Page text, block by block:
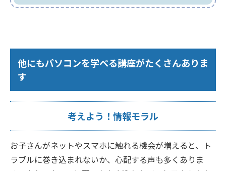
他にもパソコンを学べる講座がたくさんありま
す
考えよう！情報モラル
お子さんがネットやスマホに触れる機会が増えると、ト
ラブルに巻き込まれないか、心配する声も多くありま